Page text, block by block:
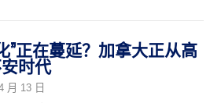
”正在蔓延？加拿大正从高
时代
月 13 日